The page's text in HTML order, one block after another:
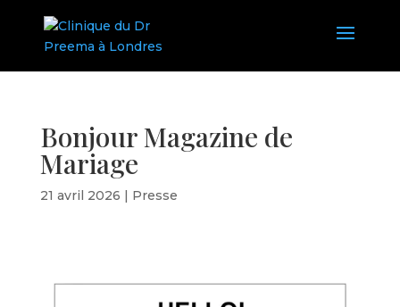
Bonjour Magazine de
Mariage
21 avril 2026 | Presse